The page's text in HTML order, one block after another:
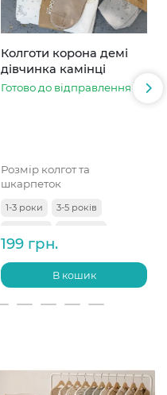
Колготи корона демі
дівчинка камінці
Готово до відправлення
Розмір колгот та
шкарпеток
1-3 роки
3-5 років
199 грн.
В кошик